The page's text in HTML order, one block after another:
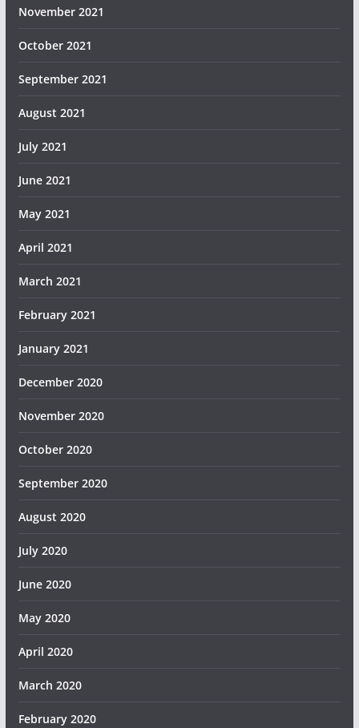
November 2021
October 2021
September 2021
August 2021
July 2021
June 2021
May 2021
April 2021
March 2021
February 2021
January 2021
December 2020
November 2020
October 2020
September 2020
August 2020
July 2020
June 2020
May 2020
April 2020
March 2020
February 2020